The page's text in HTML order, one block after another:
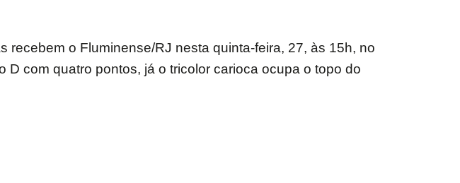
o Fluminense/RJ nesta quinta-feira, 27, às 15h, no
com quatro pontos, já o tricolor carioca ocupa o topo do